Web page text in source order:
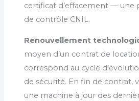
certificat d’effacement — une
de contrôle CNIL.
Renouvellement
moyen d’un contrat de
correspond au cycle
de sécurité. En fin de contrat,
une machine à jour des